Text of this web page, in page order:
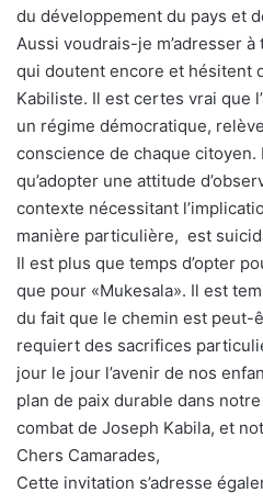
du développement du pays et
Aussi voudrais-je m’adresser
qui doutent encore et hésitent
Kabiliste. Il est certes vrai que
un régime démocratique,
conscience de chaque citoyen.
qu’adopter une attitude
contexte nécessitant
manière particulière, est
Il est plus que temps d’opter
que pour «Mukesala». Il est
du fait que le chemin est peut-
requiert des sacrifices
jour le jour l’avenir de nos
plan de paix durable dans notre
combat de Joseph Kabila, et
Chers Camarades,
Cette invitation s’adresse